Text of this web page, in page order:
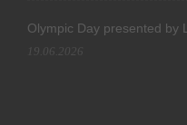
Olympic Day presented by
19.06.2026